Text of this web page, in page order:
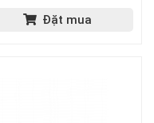
Đặt mua